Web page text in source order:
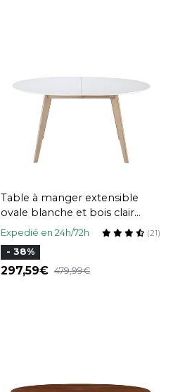
Table à manger extensible
ovale blanche et bois clair
L150-200 cm LEENA
Expedié en 24h/72h (21)
- 38%
297,59 479,99